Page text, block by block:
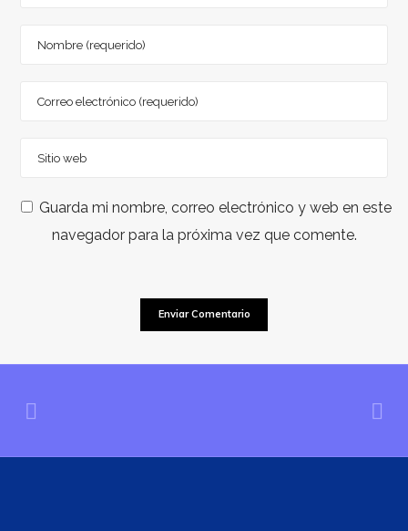
Guarda mi nombre, correo electrónico y web en este
navegador para la próxima vez que comente.